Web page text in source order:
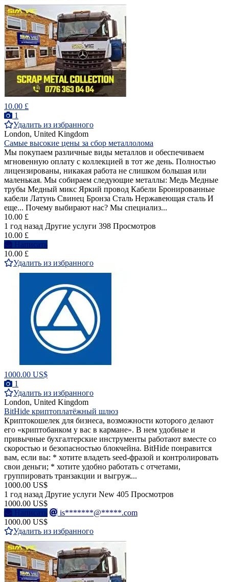
10.00 £
1
Удалить из избранного
London, United Kingdom
Самые высокие цены за сбор металлолома
Мы покупаем различные виды металлов и обеспечиваем
мгновенную оплату с коллекцией в тот же день. Полностью
лицензированы, никакая работа не слишком большая или
маленькая. Мы собираем следующие металлы: Медь Медные
трубы Медный микс Яркий провод Кабели Бронированные
кабели Латунь Свинец Бронза Сталь Нержавеющая сталь И
еще... Почему выбирают нас? Мы специализ...
10.00 £
1 год назад Другие услуги 398 Просмотров
10.00 £
Написать
10.00 £
Удалить из избранного
1000.00 US$
1
Удалить из избранного
London, United Kingdom
BitHide криптоплатёжный шлюз
Криптокошелек для бизнеса, возможности которого делают
его «криптобанком у вас в кармане». В нем удобные и
привычные бухгалтерские инструменты работают вместе со
скоростью и безопасностью блокчейна. BitHide понравится
вам, если вы: * хотите владеть seed-фразой и контролировать
свои деньги; * хотите удобно работать с отчетами,
группировать транзакции и выгруж...
1000.00 US$
1 год назад Другие услуги New 405 Просмотров
1000.00 US$
Написать
is*******@*****.com
1000.00 US$
Удалить из избранного